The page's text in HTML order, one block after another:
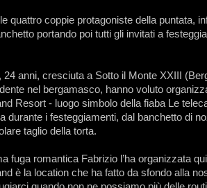
quattro coppie protagoniste della puntata,
portando poi tutti gli invitati a
24 anni, cresciuta a Sotto il Monte XXIII
nel bergamasco, hanno voluto
Resort - luogo simbolo della fiaba Le
durante i festeggiamenti, dal banchetto di
taglio della torta.
fuga romantica Fabrizio l’ha organizzata
è la location che ha fatto da sfondo alla